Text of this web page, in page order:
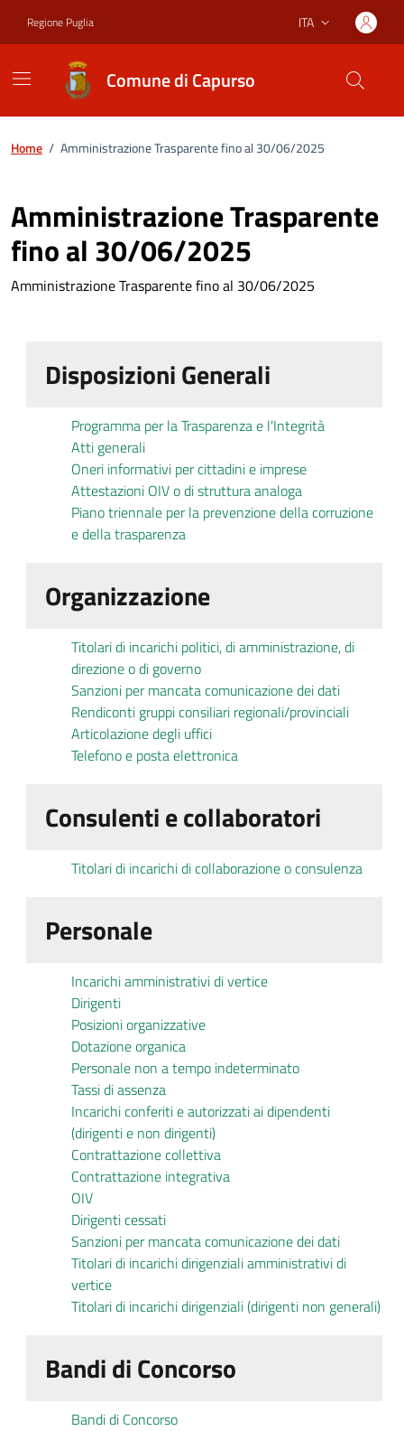
Regione Puglia Lingua attiva:
ITA
Comune di Capurso
Home / Amministrazione Trasparente fino al 30/06/2025
Amministrazione Trasparente
fino al 30/06/2025
Amministrazione Trasparente fino al 30/06/2025
Disposizioni Generali
Programma per la Trasparenza e l'Integrità
Atti generali
Oneri informativi per cittadini e imprese
Attestazioni OIV o di struttura analoga
Piano triennale per la prevenzione della corruzione
e della trasparenza
Organizzazione
Titolari di incarichi politici, di amministrazione, di
direzione o di governo
Sanzioni per mancata comunicazione dei dati
Rendiconti gruppi consiliari regionali/provinciali
Articolazione degli uffici
Telefono e posta elettronica
Consulenti e collaboratori
Titolari di incarichi di collaborazione o consulenza
Personale
Incarichi amministrativi di vertice
Dirigenti
Posizioni organizzative
Dotazione organica
Personale non a tempo indeterminato
Tassi di assenza
Incarichi conferiti e autorizzati ai dipendenti
(dirigenti e non dirigenti)
Contrattazione collettiva
Contrattazione integrativa
OIV
Dirigenti cessati
Sanzioni per mancata comunicazione dei dati
Titolari di incarichi dirigenziali amministrativi di
vertice
Titolari di incarichi dirigenziali (dirigenti non generali)
Bandi di Concorso
Bandi di Concorso